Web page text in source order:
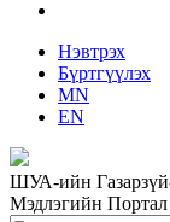
Нэвтрэх
Бүртгүүлэх
MN
EN
ШУА-ийн
Мэдлэгийн Портал